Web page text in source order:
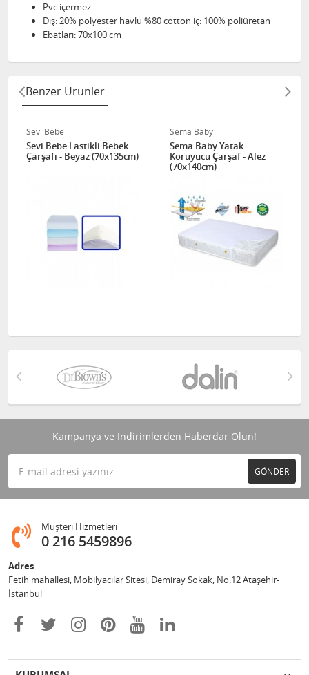
Pvc içermez.
Dış: 20% polyester havlu %80 cotton iç: 100% poliüretan
Ebatları: 70x100 cm
Benzer Ürünler
Sevi Bebe
Sevi Bebe Lastikli Bebek
Çarşafı - Beyaz (70x135cm)
Sema Baby
Sema Baby Yatak
Koruyucu Çarşaf - Alez
(70x140cm)
Kampanya ve İndirimlerden Haberdar Olun!
GÖNDER
Müşteri Hizmetleri
0 216 5459896
Adres
Fetih mahallesi, Mobilyacılar Sitesi, Demiray Sokak, No.12 Ataşehir-
İstanbul